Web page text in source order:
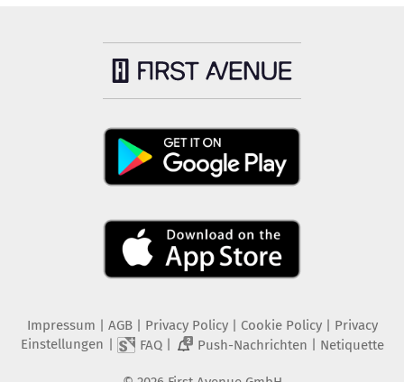
Impressum | AGB | Privacy Policy| Cookie Policy| Privacy
Einstellungen | FAQ| 2 Push-Nachrichten | Netiquette